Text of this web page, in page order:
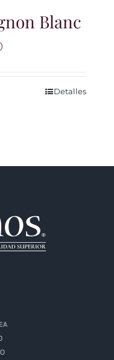
Blanc
Detalles